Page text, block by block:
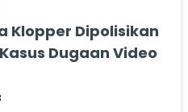
Klopper Dipolisikan
Dugaan Video